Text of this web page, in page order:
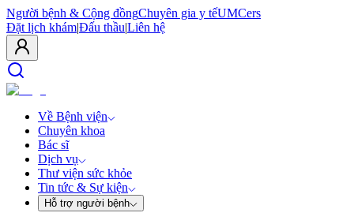
Người bệnh & Cộng đồngChuyên gia y tếUMCers
Đặt lịch khám|Đấu thầu|Liên hệ
Về Bệnh viện
Chuyên khoa
Bác sĩ
Dịch vụ
Thư viện sức khỏe
Tin tức & Sự kiện
Hỗ trợ người bệnh